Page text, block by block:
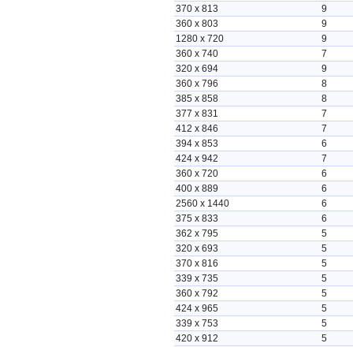
370 x 813
9
360 x 803
9
1280 x 720
9
360 x 740
7
320 x 694
9
360 x 796
8
385 x 858
8
377 x 831
7
412 x 846
7
394 x 853
6
424 x 942
7
360 x 720
6
400 x 889
6
2560 x 1440
6
375 x 833
6
362 x 795
5
320 x 693
5
370 x 816
5
339 x 735
5
360 x 792
5
424 x 965
5
339 x 753
5
420 x 912
5